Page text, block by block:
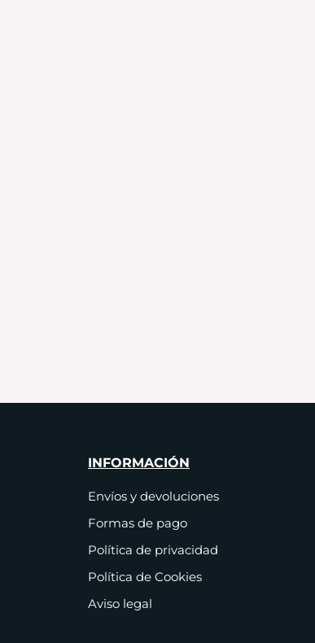
INFORMACIÓN
Envíos y devoluciones
Formas de pago
Política de privacidad
Política de Cookies
Aviso legal